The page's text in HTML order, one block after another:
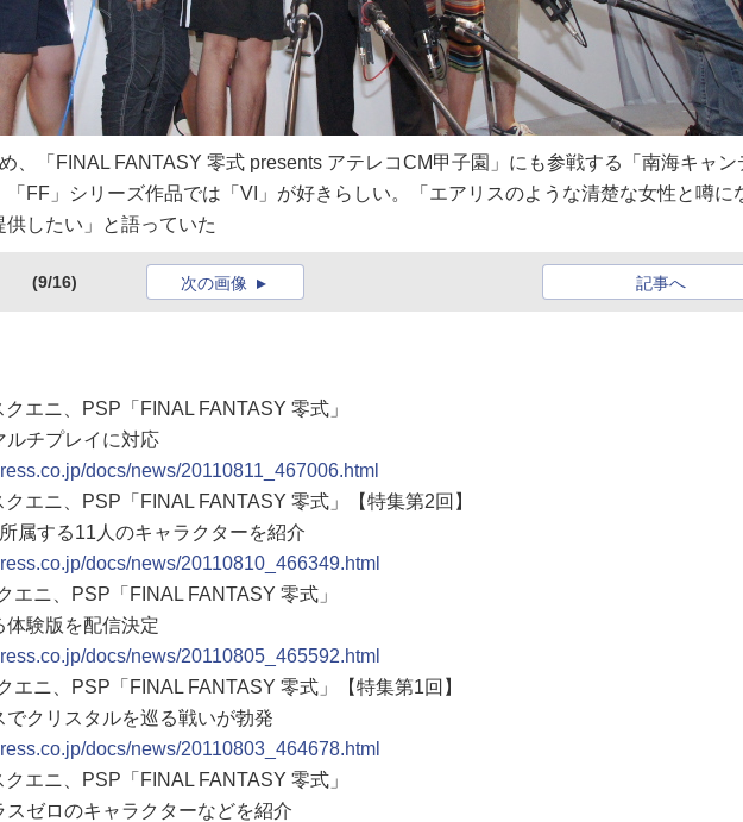
、「FINAL FANTASY 零式 presents アテレコCM甲子園」にも参戦する「南海キャン
「FF」シリーズ作品では「VI」が好きらしい。「エアリスのような清楚な女性と噂に
したい」と語っていた
(9/16) 記事へ
次の画像
クエニ、PSP「FINAL FANTASY 零式」
ルチプレイに対応
docs/news/20110811_467006.html
クエニ、PSP「FINAL FANTASY 零式」【特集第2回】
属する11人のキャラクターを紹介
docs/news/20110810_466349.html
エニ、PSP「FINAL FANTASY 零式」
体験版を配信決定
docs/news/20110805_465592.html
エニ、PSP「FINAL FANTASY 零式」【特集第1回】
クリスタルを巡る戦いが勃発
docs/news/20110803_464678.html
クエニ、PSP「FINAL FANTASY 零式」
ゼロのキャラクターなどを紹介